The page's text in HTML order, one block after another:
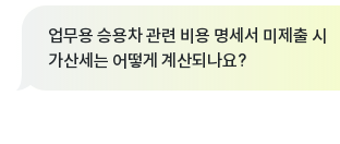
업무용 승용차 관련 비용 명세서 미제출 시
가산세는 어떻게 계산되나요?